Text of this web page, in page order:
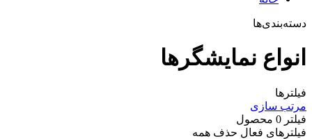
دسته‌بندی‌ها
انواع نمايشگرها
فیلترها
مرتب سازی
فیلتر 0 محصول
فیلترهای فعال حذف همه